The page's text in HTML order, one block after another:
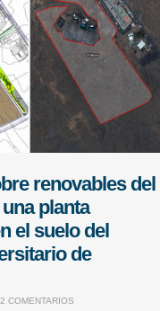
renovables del
planta
el suelo del
de
2 COMENTARIOS